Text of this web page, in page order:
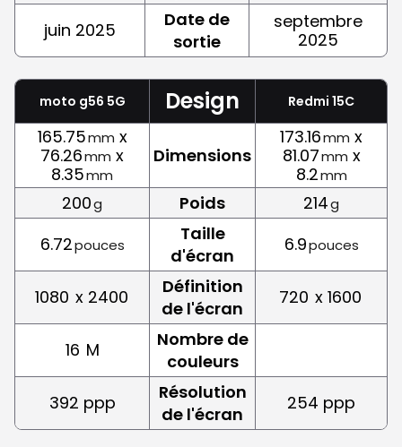
juin 2025
Date de
sortie
septembre
2025
moto g56 5G Design Redmi 15C
165.75mm x
76.26mm x
8.35mm
Dimensions
173.16mm x
81.07mm x
8.2mm
200g Poids 214g
6.72pouces
Taille
d'écran
6.9pouces
1080 x 2400
Définition
de l'écran
720 x 1600
16 M
Nombre de
couleurs
392 ppp
Résolution
de l'écran
254 ppp